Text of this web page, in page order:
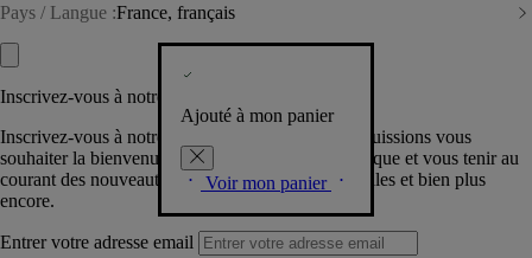
Pays / Langue :France, français
Ajouté à mon panier
Voir mon panier
Inscrivez-vous à notre Newsletter
Inscrivez-vous à notre newsletter pour que nous puissions vous
souhaiter la bienvenue dans la communauté Diptyque et vous tenir au
courant des nouveautés, événements, offres spéciales et bien plus
encore.
Entrer votre adresse email